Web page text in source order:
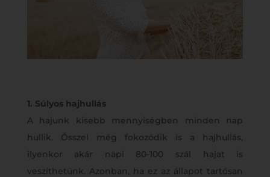
1. Súlyos hajhullás
A hajunk kisebb mennyiségben minden nap
hullik. Ősszel még fokozódik is a hajhullás,
ilyenkor akár napi 80-100 szál hajat is
veszíthetünk. Azonban, ha ez az állapot tartósan